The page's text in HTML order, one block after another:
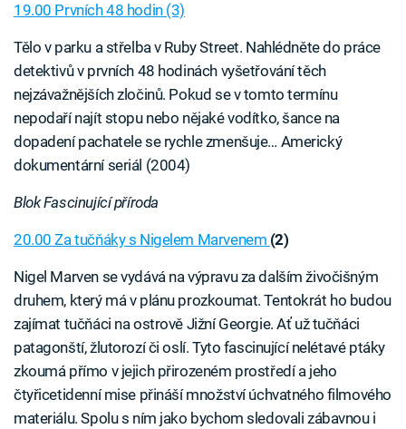
19.00 Prvních 48 hodin (3)
Tělo v parku a střelba v Ruby Street. Nahlédněte do práce
detektivů v prvních 48 hodinách vyšetřování těch
nejzávažnějších zločinů. Pokud se v tomto termínu
nepodaří najít stopu nebo nějaké vodítko, šance na
dopadení pachatele se rychle zmenšuje… Americký
dokumentární seriál (2004)
Blok Fascinující příroda
20.00 Za tučňáky s Nigelem Marvenem (2)
Nigel Marven se vydává na výpravu za dalším živočišným
druhem, který má v plánu prozkoumat. Tentokrát ho budou
zajímat tučňáci na ostrově Jižní Georgie. Ať už tučňáci
patagonští, žlutorozí či oslí. Tyto fascinující nelétavé ptáky
zkoumá přímo v jejich přirozeném prostředí a jeho
čtyřicetidenní mise přináší množství úchvatného filmového
materiálu. Spolu s ním jako bychom sledovali zábavnou i